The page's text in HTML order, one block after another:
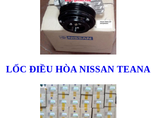
LỐC ĐIỀU HÒA NISSAN TEANA